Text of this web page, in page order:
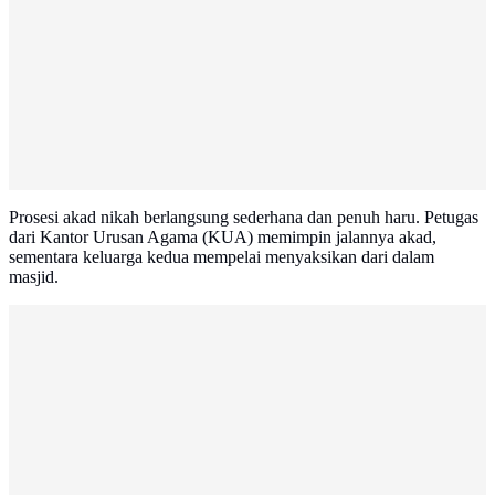
Prosesi akad nikah berlangsung sederhana dan penuh haru. Petugas
dari Kantor Urusan Agama (KUA) memimpin jalannya akad,
sementara keluarga kedua mempelai menyaksikan dari dalam
masjid.